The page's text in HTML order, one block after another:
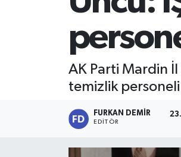
AK Parti Mardin İl
temizlik
FURKAN DEMIR
EDITÖR
Süper Lig Puan Durumu ve
Tüm Manşetler
Son Dakika Haberleri
Haber Arşivi